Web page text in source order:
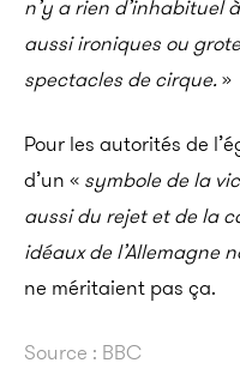
n’y a rien d’inhabituel
aussi ironiques ou
spectacles de cirque.»
Pour les autorités de
d’un « symbole de la
aussi du rejet et de la
idéaux de l’Allemagne
ne méritaient pas ça.
Source : BBC